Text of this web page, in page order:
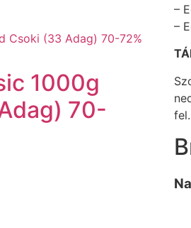
1000g
70-
–
–
fel.